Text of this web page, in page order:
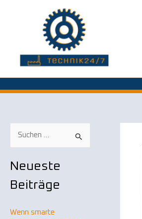
h
n
Neueste
Beiträge
Wenn smarte